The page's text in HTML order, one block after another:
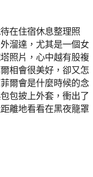
在住宿休息整理照
溜達，尤其是一個女
照片，心中越有股複
相會很美好，卻又怎
爾會是什麼時候的念
包披上外套，衝出了
離地看看在黑夜籠罩